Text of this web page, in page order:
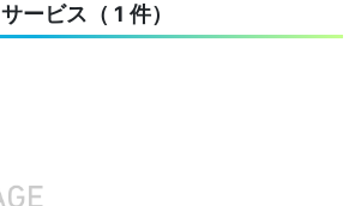
サービス（ 1 件）